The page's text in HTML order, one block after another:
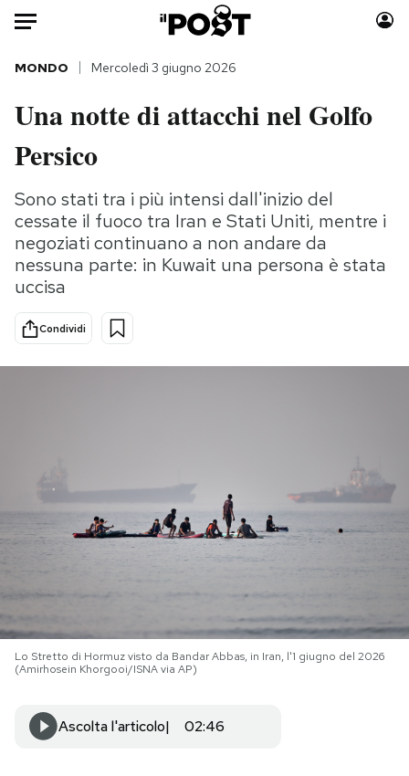
Auto
HOME
Italia
Politica
Tecnologia
Scienza
Cultura
Economia
Sport
Consumismi
Storie/Idee
Mondiali calcio 2026
NEWSLETTER
AREA PERSONALE
MONDO Mercoledì 3 giugno 2026
Una notte di attacchi nel Golfo
Persico
Sono stati tra i più intensi dall'inizio del
cessate il fuoco tra Iran e Stati Uniti, mentre i
negoziati continuano a non andare da
nessuna parte: in Kuwait una persona è stata
uccisa
Condividi
Lo Stretto di Hormuz visto da Bandar Abbas, in Iran, l'1 giugno del 2026
(Amirhosein Khorgooi/ISNA via AP)
Ascolta l'articolo 02:46